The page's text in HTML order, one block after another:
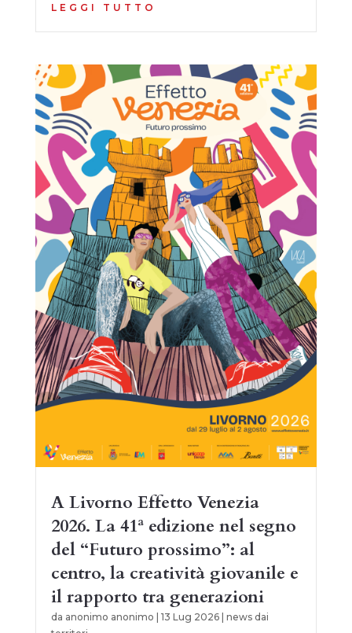
LEGGI TUTTO
A Livorno Effetto Venezia
2026. La 41ª edizione nel segno
del “Futuro prossimo”: al
centro, la creatività giovanile e
il rapporto tra generazioni
da anonimo anonimo | 13 Lug 2026| news dai